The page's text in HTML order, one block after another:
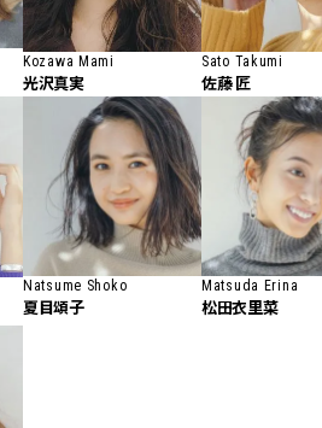
Kozawa Mami
光沢真実
Sato Takumi
佐藤 匠
Natsume Shoko
夏目頌子
Matsuda Erina
松田衣里菜